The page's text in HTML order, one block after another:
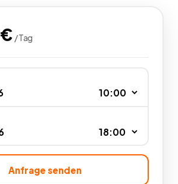
€ /Tag
Anfrage senden